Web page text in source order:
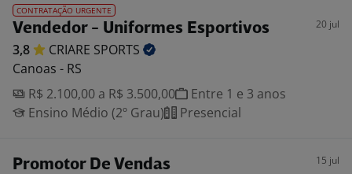
CONTRATAÇÃO URGENTE
Vendedor - Uniformes Esportivos 20 jul
3,8 CRIARE SPORTS
Canoas - RS
R$ 2.100,00 a R$ 3.500,00
Entre 1 e 3 anos
Ensino Médio (2º Grau)
Presencial
Promotor De Vendas 15 jul